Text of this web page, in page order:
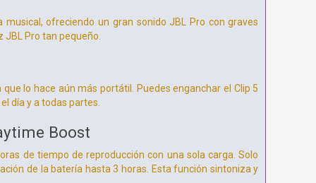
ofreciendo un gran sonido JBL Pro con graves
JBL Pro tan pequeño.
lo hace aún más portátil. Puedes enganchar el Clip 5
día y a todas partes.
Boost
de tiempo de reproducción con una sola carga. Solo
de la batería hasta 3 horas. Esta función sintoniza y